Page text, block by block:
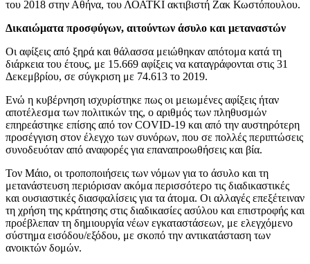
του 2018 στην Αθήνα, του ΛΟΑΤΚΙ ακτιβιστή Ζακ Κωστόπουλου.
Δικαιώματα προσφύγων, αιτούντων άσυλο και μεταναστών
Οι αφίξεις από ξηρά και θάλασσα μειώθηκαν απότομα κατά τη
διάρκεια του έτους, με 15.669 αφίξεις να καταγράφονται στις 31
Δεκεμβρίου, σε σύγκριση με 74.613 το 2019.
Ενώ η κυβέρνηση ισχυρίστηκε πως οι μειωμένες αφίξεις ήταν
αποτέλεσμα των πολιτικών της, ο αριθμός των πληθυσμών
επηρεάστηκε επίσης από τον COVID-19 και από την αυστηρότερη
προσέγγιση στον έλεγχο των συνόρων, που σε πολλές περιπτώσεις
συνοδευόταν από αναφορές για επαναπροωθήσεις και βία.
Τον Μάιο, οι τροποποιήσεις των νόμων για το άσυλο και τη
μετανάστευση περιόρισαν ακόμα περισσότερο τις διαδικαστικές
και ουσιαστικές διασφαλίσεις για τα άτομα. Οι αλλαγές επεξέτειναν
τη χρήση της κράτησης στις διαδικασίες ασύλου και επιστροφής και
προέβλεπαν τη δημιουργία νέων εγκαταστάσεων, με ελεγχόμενο
σύστημα εισόδου/εξόδου, με σκοπό την αντικατάσταση των
ανοικτών δομών.